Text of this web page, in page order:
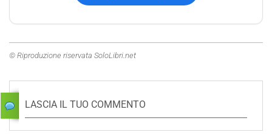
© Riproduzione riservata SoloLibri.net
LASCIA IL TUO COMMENTO